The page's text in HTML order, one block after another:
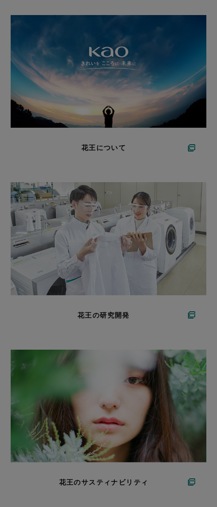
花王について
花王の研究開発
花王のサスティナビリティ